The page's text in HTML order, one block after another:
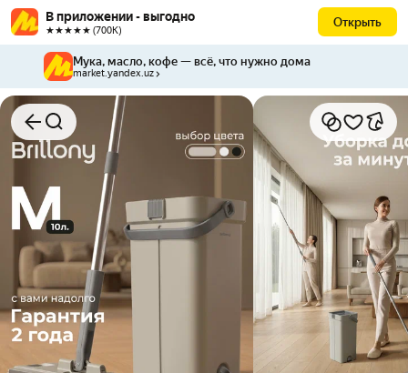
В приложении - выгодно
★★★★★ (700К)
Открыть
Мука, масло, кофе — всё, что нужно дома
market.yandex.uz